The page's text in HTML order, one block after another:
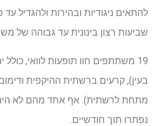
שביעות רצון בינונית עד גבוהה של
19 משתתפים חוו תופעות לוואי,
בעין), קרעים ברשתית ההיקפית
מתחת לרשתית). אף אחד מהם לא
נפתרו תוך חודשיים.